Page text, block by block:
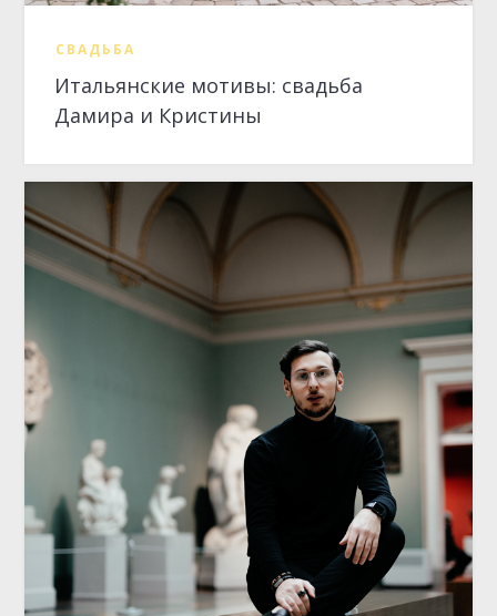
СВАДЬБА
Итальянские мотивы: свадьба
Дамира и Кристины